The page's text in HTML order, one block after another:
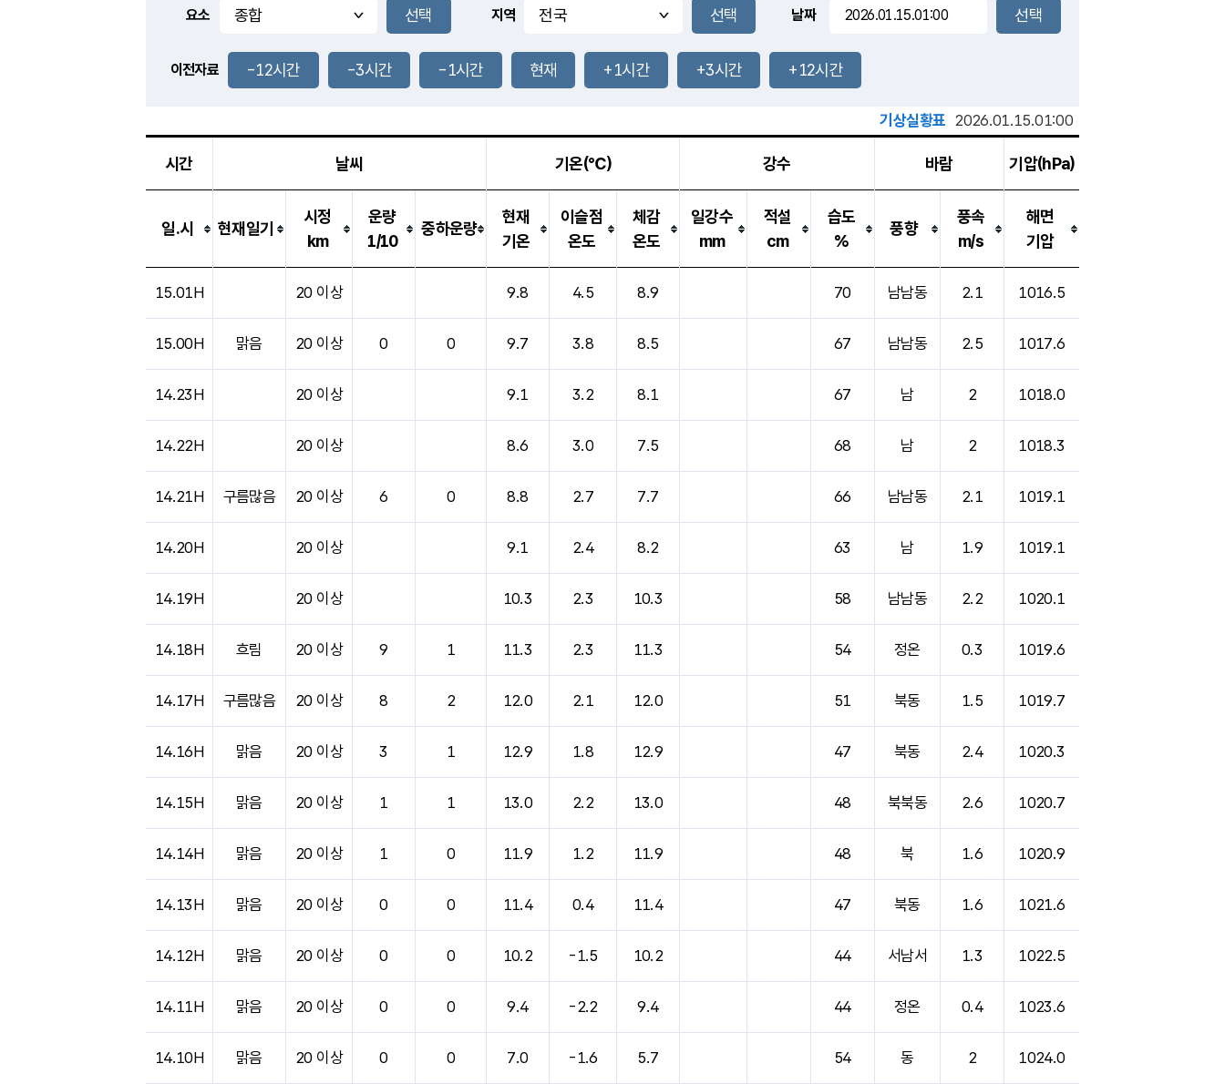
풍도
1.3m/s -mm
-mm
장호원
27.1
℃
-
30.4℃
1.8m/s
-mm
-mm
요소 지역 날짜
이전자료 -12시간 -3시간 -1시간 현재 +1시간 +3시간 +12시간
기상실황표 2026.01.15.01:00
시간 날씨 기온(℃) 강수 바람 기압(hPa)
일.시 현재일기
시정
km
운량
1/10
중하운량
현재
기온
이슬점
온도
체감
온도
일강수
mm
적설
cm
습도
%
풍향
풍속
m/s
해면
기압
15.01H 20 이상 9.8 4.5 8.9 70 남남동 2.1 1016.5
15.00H 맑음 20 이상 0 0 9.7 3.8 8.5 67 남남동 2.5 1017.6
14.23H 20 이상 9.1 3.2 8.1 67 남 2 1018.0
14.22H 20 이상 8.6 3.0 7.5 68 남 2 1018.3
14.21H 구름많음 20 이상 6 0 8.8 2.7 7.7 66 남남동 2.1 1019.1
14.20H 20 이상 9.1 2.4 8.2 63 남 1.9 1019.1
14.19H 20 이상 10.3 2.3 10.3 58 남남동 2.2 1020.1
14.18H 흐림 20 이상 9 1 11.3 2.3 11.3 54 정온 0.3 1019.6
14.17H 구름많음 20 이상 8 2 12.0 2.1 12.0 51 북동 1.5 1019.7
14.16H 맑음 20 이상 3 1 12.9 1.8 12.9 47 북동 2.4 1020.3
14.15H 맑음 20 이상 1 1 13.0 2.2 13.0 48 북북동 2.6 1020.7
14.14H 맑음 20 이상 1 0 11.9 1.2 11.9 48 북 1.6 1020.9
14.13H 맑음 20 이상 0 0 11.4 0.4 11.4 47 북동 1.6 1021.6
14.12H 맑음 20 이상 0 0 10.2 -1.5 10.2 44 서남서 1.3 1022.5
14.11H 맑음 20 이상 0 0 9.4 -2.2 9.4 44 정온 0.4 1023.6
14.10H 맑음 20 이상 0 0 7.0 -1.6 5.7 54 동 2 1024.0